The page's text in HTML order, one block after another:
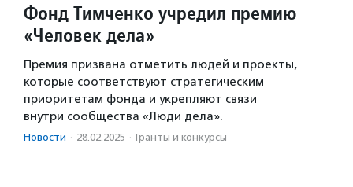
Фонд Тимченко учредил премию
«Человек дела»
Премия призвана отметить людей и проекты,
которые соответствуют стратегическим
приоритетам фонда и укрепляют связи
внутри сообщества «Люди дела».
Новости · 28.02.2025 · Гранты и конкурсы